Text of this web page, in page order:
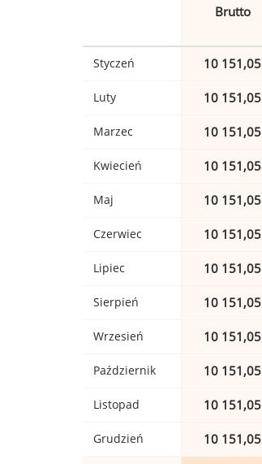
Brutto
Styczeń 10 151,05
Luty 10 151,05
Marzec 10 151,05
Kwiecień 10 151,05
Maj 10 151,05
Czerwiec 10 151,05
Lipiec 10 151,05
Sierpień 10 151,05
Wrzesień 10 151,05
Październik 10 151,05
Listopad 10 151,05
Grudzień 10 151,05